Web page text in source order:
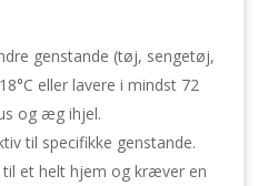
genstande (tøj, sengetøj,
eller lavere i mindst 72
og æg ihjel.
til specifikke genstande.
til et helt hjem og kræver en